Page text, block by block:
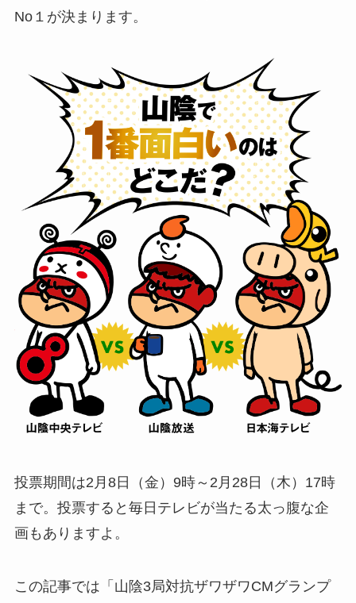
No１が決まります。
投票期間は2月8日（金）9時～2月28日（木）17時
まで。投票すると毎日テレビが当たる太っ腹な企
画もありますよ。
この記事では「山陰3局対抗ザワザワCMグランプ